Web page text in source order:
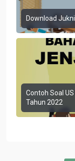
Download
Contoh Soal
Tahun 2022